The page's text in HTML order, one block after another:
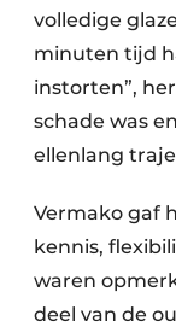
volledige
minuten tijd
instorten”,
schade was
ellenlang
Vermako gaf
kennis,
waren
deel van de